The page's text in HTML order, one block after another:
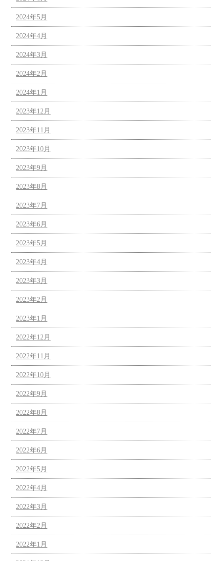
2024年5月
2024年4月
2024年3月
2024年2月
2024年1月
2023年12月
2023年11月
2023年10月
2023年9月
2023年8月
2023年7月
2023年6月
2023年5月
2023年4月
2023年3月
2023年2月
2023年1月
2022年12月
2022年11月
2022年10月
2022年9月
2022年8月
2022年7月
2022年6月
2022年5月
2022年4月
2022年3月
2022年2月
2022年1月